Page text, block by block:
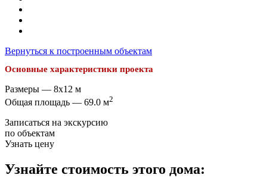
Вернуться к построенным объектам
Основные характеристики проекта
Размеры — 8х12 м
Общая площадь — 69.0 м2
Записаться на экскурсию
по объектам
Узнать цену
Узнайте стоимость этого дома: